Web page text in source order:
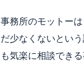
事務所のモットー
だ少なくないとい
も気楽に相談できる